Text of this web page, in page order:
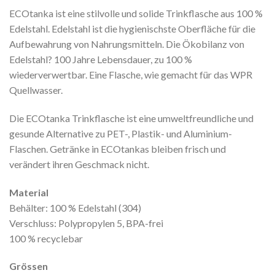
ECOtanka ist eine stilvolle und solide Trinkflasche aus 100 %
Edelstahl. Edelstahl ist die hygienischste Oberfläche für die
Aufbewahrung von Nahrungsmitteln. Die Ökobilanz von
Edelstahl? 100 Jahre Lebensdauer, zu 100 %
wiederverwertbar. Eine Flasche, wie gemacht für das WPR
Quellwasser.
Die ECOtanka Trinkflasche ist eine umweltfreundliche und
gesunde Alternative zu PET-, Plastik- und Aluminium-
Flaschen. Getränke in ECOtankas bleiben frisch und
verändert ihren Geschmack nicht.
Material
Behälter: 100 % Edelstahl (304)
Verschluss: Polypropylen 5, BPA-frei
100 % recyclebar
Grössen